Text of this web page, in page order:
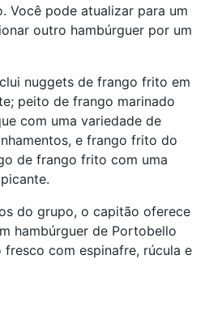
Você pode atualizar para um
outro hambúrguer por um
nuggets de frango frito em
peito de frango marinado
com uma variedade de
e frango frito do
de frango frito com uma
do grupo, o capitão oferece
hambúrguer de Portobello
fresco com espinafre, rúcula e